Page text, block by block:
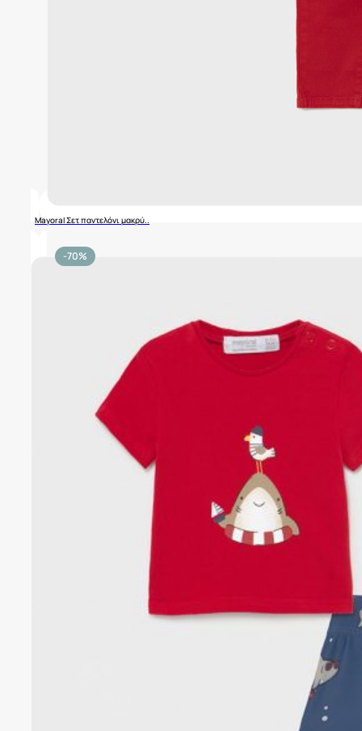
Mayoral Σετ παντελόνι μακρύ..
-70%